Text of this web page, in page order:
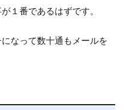
１番であるはずです。
なって数十通もメールを